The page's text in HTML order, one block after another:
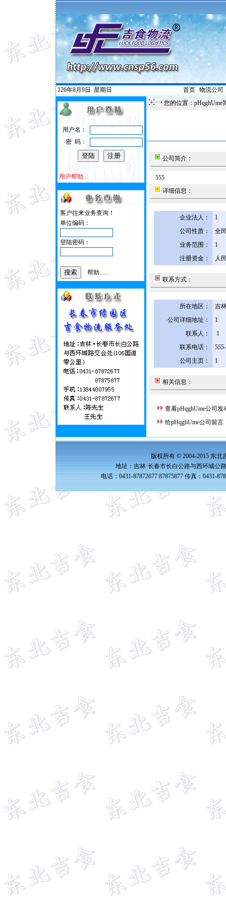
126年8月9日 星期日 首页| 物流公司
用户名：
密 码：
用户帮助...
客户往来业务查询！
单位编码：
登陆密码：
帮助......
您的位置：pHqghUme
公司简介：
555
详细信息：
企业法人：
1
公司性质：
全
业务范围：
1
注册资金：
人
联系方式：
所在地区：
吉
公司详细地址：
1
联系人：
1
联系电话：
公司主页：
1
相关信息：
查看pHqghUme公司发
给pHqghUme公司留言
版权所有 © 2004-2015 东北
地址：吉林·长春市长白公路与西环城公
电话：0431-87872677 87875877 传真：0431-